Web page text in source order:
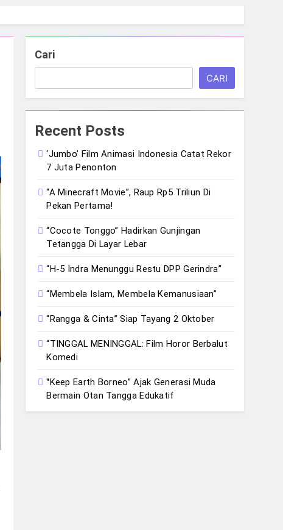
Cari
CARI
Recent Posts
‘Jumbo’ Film Animasi Indonesia Catat Rekor
7 Juta Penonton
“A Minecraft Movie”, Raup Rp5 Triliun Di
Pekan Pertama!
“Cocote Tonggo” Hadirkan Gunjingan
Tetangga Di Layar Lebar
“H-5 Indra Menunggu Restu DPP Gerindra”
“Membela Islam, Membela Kemanusiaan”
“Rangga & Cinta” Siap Tayang 2 Oktober
“TINGGAL MENINGGAL: Film Horor Berbalut
Komedi
‟Keep Earth Borneo” Ajak Generasi Muda
Bermain Otan Tangga Edukatif